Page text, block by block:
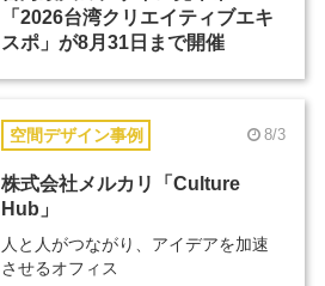
「2026台湾クリエイティブエキ
スポ」が8月31日まで開催
空間デザイン事例 8/3
株式会社メルカリ「Culture
Hub」
人と人がつながり、アイデアを加速
させるオフィス